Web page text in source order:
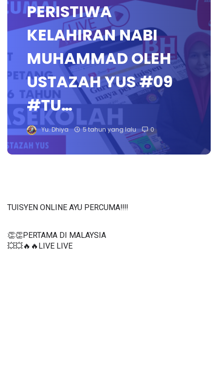
PERISTIWA
KELAHIRAN NABI
MUHAMMAD OLEH
USTAZAH YUS #09
#TU…
Yu. Dhiya 5 tahun yang lalu 0
TUISYEN ONLINE AYU PERCUMA‼️‼️
👏👏PERTAMA DI MALAYSIA
💥💥🔥🔥LIVE LIVE